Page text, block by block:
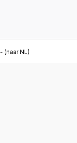
(naar NL)